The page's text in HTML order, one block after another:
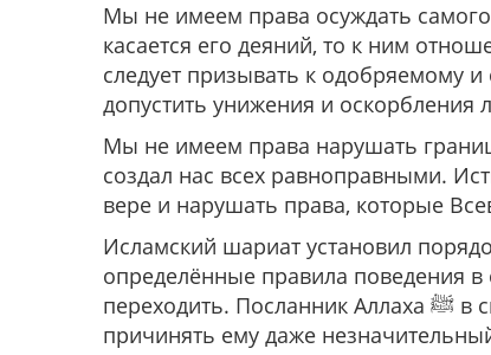
Мы не имеем права осуждать
касается его деяний, то к ним
следует призывать к одобряемому
допустить унижения и оскорбления
Мы не имеем права нарушать
создал нас всех равноправными.
вере и нарушать права, которые
Исламский шариат установил
определённые правила поведения
переходить. Посланник Аллаха ﷺ в своих хадисах запрещал обижать верующего и
причинять ему даже